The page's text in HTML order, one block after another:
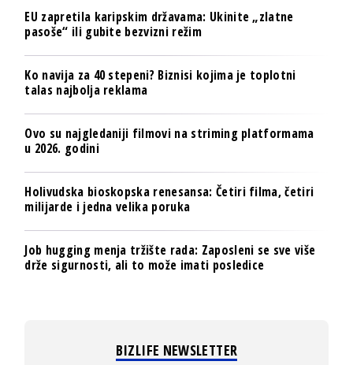
EU zapretila karipskim državama: Ukinite „zlatne
pasoše“ ili gubite bezvizni režim
Ko navija za 40 stepeni? Biznisi kojima je toplotni
talas najbolja reklama
Ovo su najgledaniji filmovi na striming platformama
u 2026. godini
Holivudska bioskopska renesansa: Četiri filma, četiri
milijarde i jedna velika poruka
Job hugging menja tržište rada: Zaposleni se sve više
drže sigurnosti, ali to može imati posledice
BIZLIFE NEWSLETTER